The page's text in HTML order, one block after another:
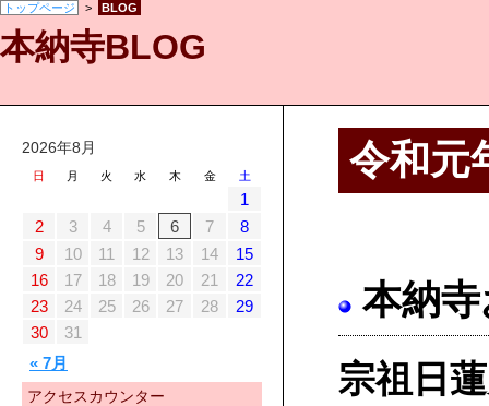
本納寺BLOG
トップページ > BLOG
2026年8月
日 月 火 水 木 金 土
« 7月
1
2
3 4 5 6 7
8
9
10 11 12 13 14
15
16
17 18 19 20 21
22
23
24 25 26 27 28
29
30
31
アクセスカウンター
令和元
本納
宗祖日